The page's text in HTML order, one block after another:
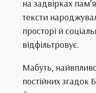
на задвірках
тексти
просторі й
відфільтровує.
Мабуть,
постійних згадок